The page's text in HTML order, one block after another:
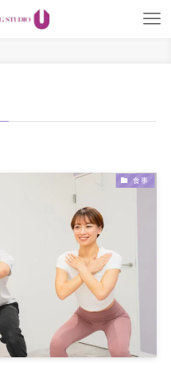
食事